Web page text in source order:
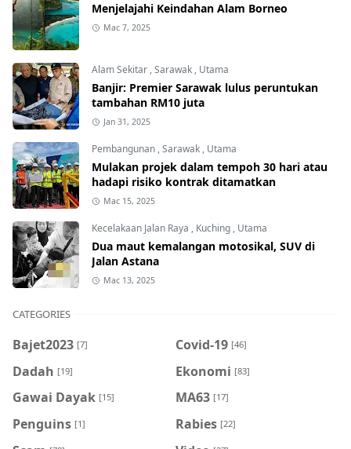
Menjelajahi Keindahan Alam Borneo
Mac 7, 2025
Alam Sekitar ,Sarawak , Utama
Banjir: Premier Sarawak lulus peruntukan
tambahan RM10 juta
Jan 31, 2025
Pembangunan ,Sarawak , Utama
Mulakan projek dalam tempoh 30 hari atau
hadapi risiko kontrak ditamatkan
Mac 15, 2025
Kecelakaan Jalan Raya , Kuching , Utama
Dua maut kemalangan motosikal, SUV di
Jalan Astana
Mac 13, 2025
CATEGORIES
Bajet2023 [7] Covid-19 [46]
Dadah [19] Ekonomi [83]
Gawai Dayak [15] MA63 [17]
Penguins [1] Rabies [22]